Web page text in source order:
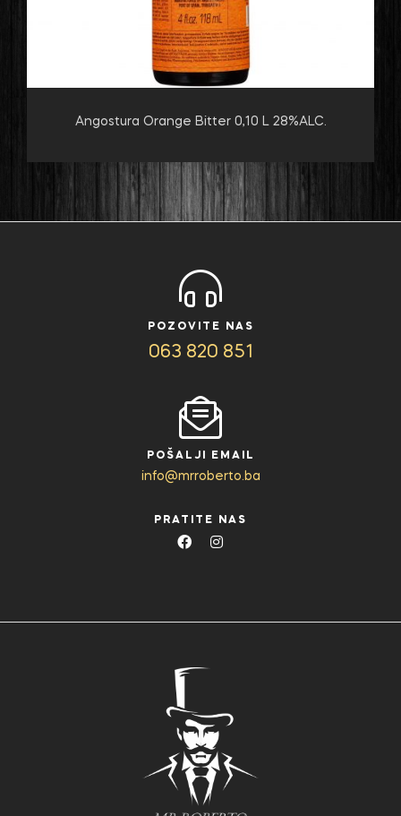
Angostura Orange Bitter 0,10 L 28%ALC.
POZOVITE NAS
063 820 851
POŠALJI EMAIL
info@mrroberto.ba
PRATITE NAS